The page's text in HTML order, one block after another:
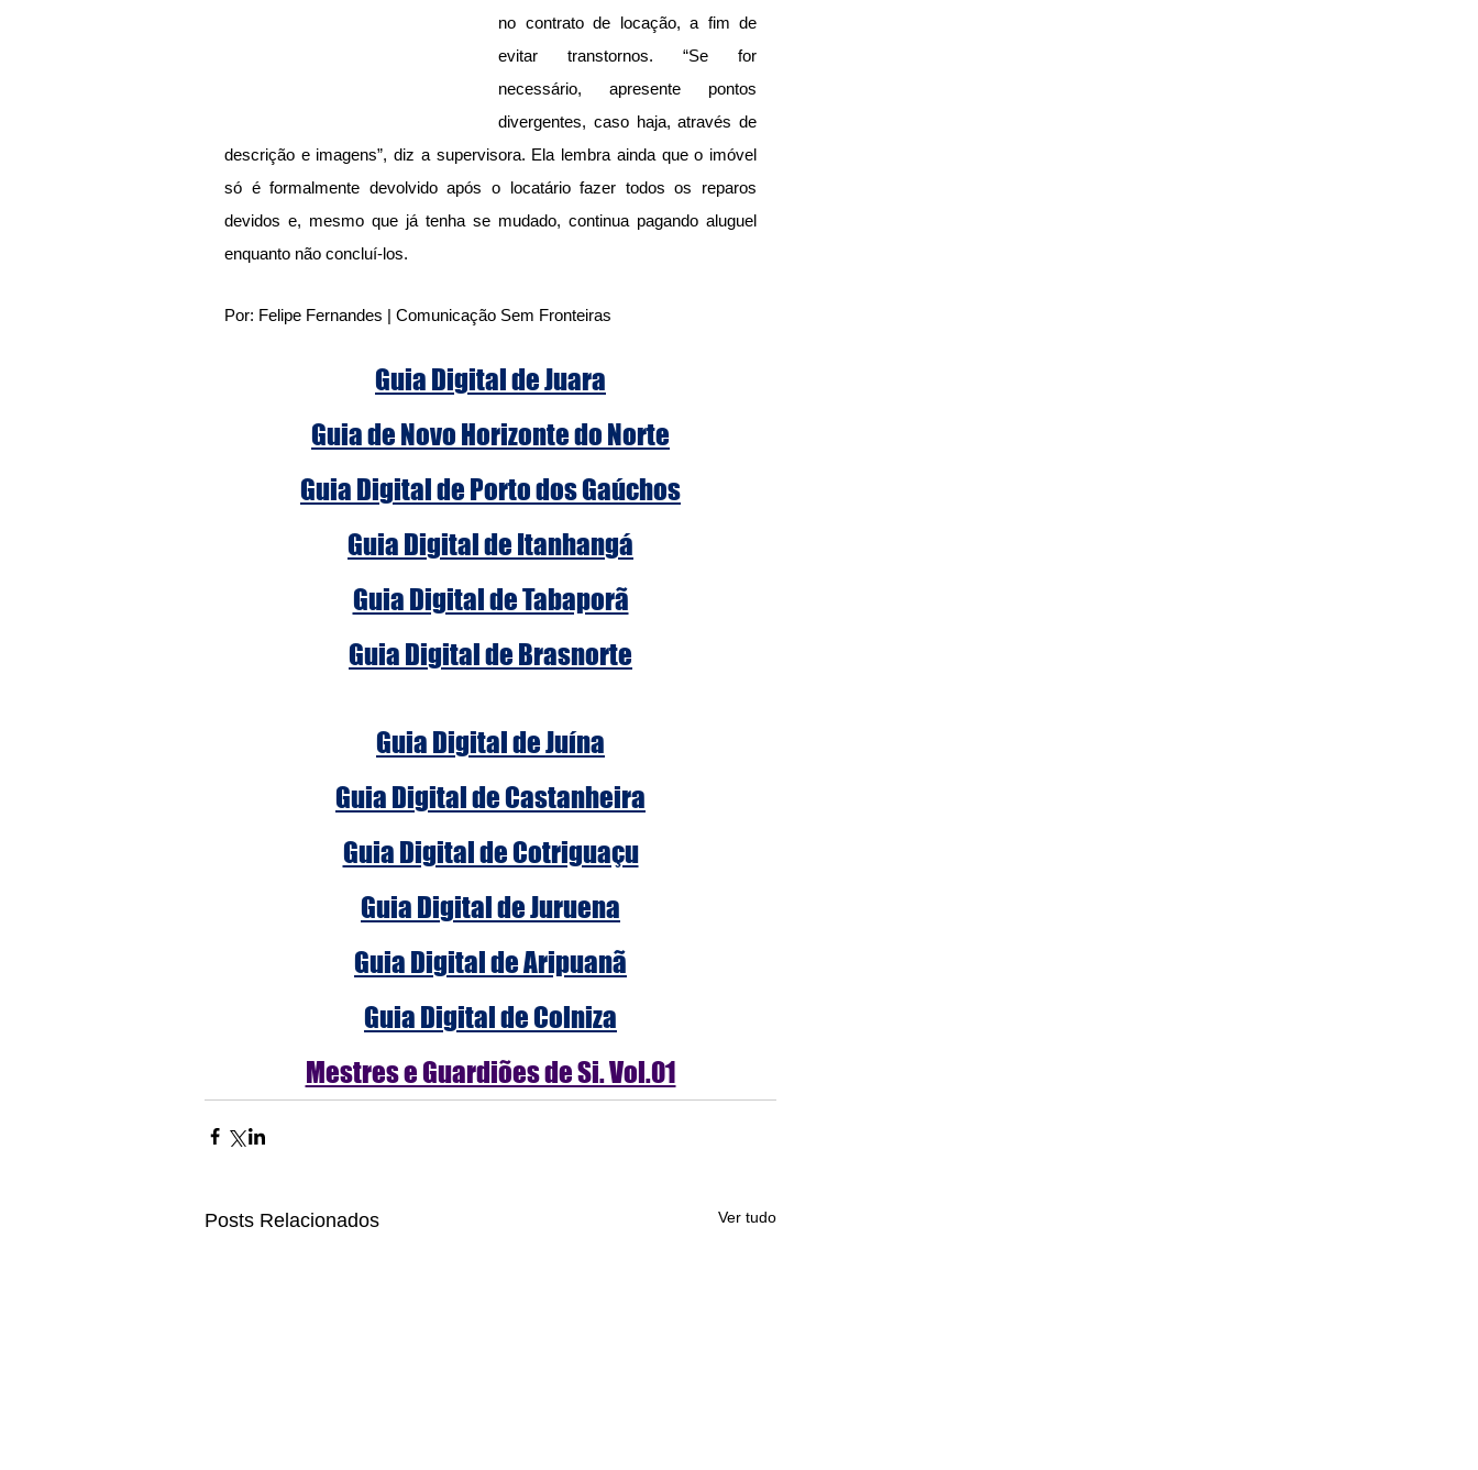
no contrato de locação, a fim de
evitar transtornos. “Se for
necessário, apresente pontos
divergentes, caso haja, através de
descrição e imagens”, diz a supervisora. Ela lembra ainda que o imóvel
só é formalmente devolvido após o locatário fazer todos os reparos
devidos e, mesmo que já tenha se mudado, continua pagando aluguel
enquanto não concluí-los.
Por: Felipe Fernandes | Comunicação Sem Fronteiras
Guia Digital de Juara
Guia de Novo Horizonte do Norte
Guia Digital de Porto dos Gaúchos
Guia Digital de Itanhangá
Guia Digital de Tabaporã
Guia Digital de Brasnorte
Guia Digital de Juína
Guia Digital de Castanheira
Guia Digital de Cotriguaçu
Guia Digital de Juruena
Guia Digital de Aripuanã
Guia Digital de Colniza
Mestres e Guardiões de Si. Vol.01
Posts Relacionados Ver tudo